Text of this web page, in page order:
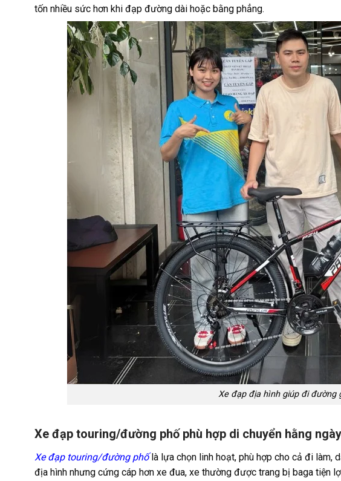
tốn nhiều sức hơn khi đạp đường dài hoặc bằng phẳng.
Xe đạp địa hình giúp đi đường
Xe đạp touring/đường phố phù hợp di chuyển hằng ngày
Xe đạp touring/đường phốlà lựa chọn linh hoạt, phù hợp cho cả đi làm,
địa hình nhưng cứng cáp hơn xe đua, xe thường được trang bị baga tiện